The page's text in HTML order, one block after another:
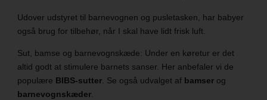
Udover udstyret til barnevognen og pusletasken, har babyer
også brug for tilbehør, når I skal have lidt frisk luft.
Sut, bamse og barnevognskæde: Under en køretur er det
altid godt at stimulere barnets sanser. Her anbefaler vi de
populære BIBS-sutter. Se også udvalget af bamserog
barnevognskæder.